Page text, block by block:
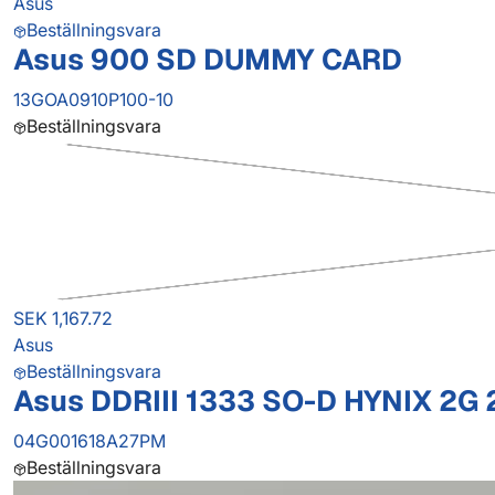
Beställningsvara
Asus 900 SD DUMMY CARD
13GOA0910P100-10
Beställningsvara
SEK 1,167.72
Asus
Beställningsvara
Asus DDRIII 1333 SO-D HYNIX 2G
04G001618A27PM
Beställningsvara